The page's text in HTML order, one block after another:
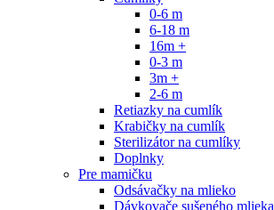
0-6 m
6-18 m
16m +
0-3 m
3m +
2-6 m
Retiazky na cumlík
Krabičky na cumlík
Sterilizátor na cumlíky
Doplnky
Pre mamičku
Odsávačky na mlieko
Dávkovače sušeného mlieka